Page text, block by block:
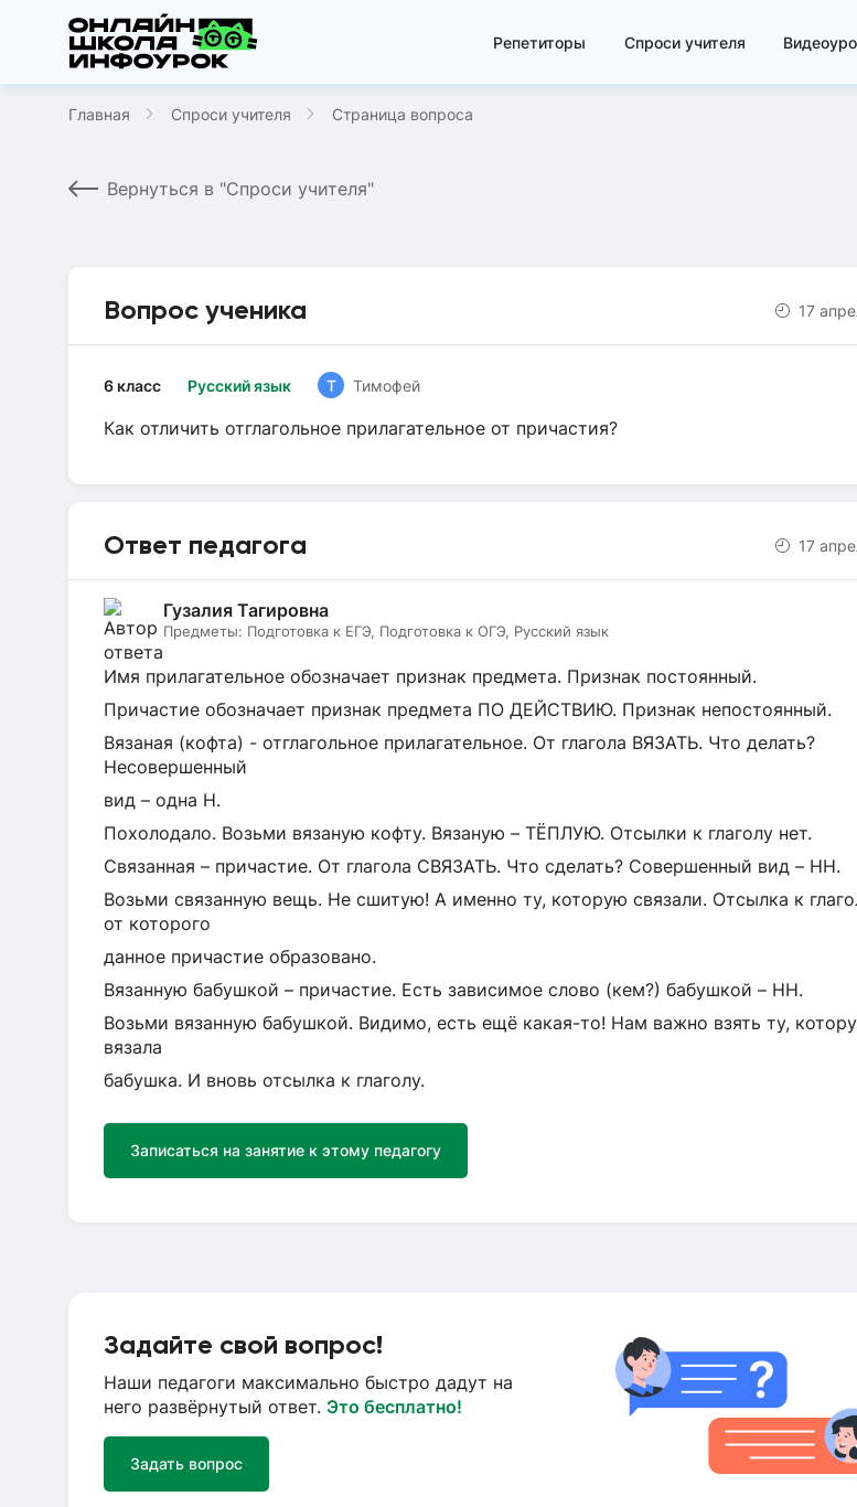
Репетиторы Спроси учителя
Главная Спроси учителя Страница вопроса
Вернуться в "Спроси учителя"
Вопрос ученика 17
Русский язык
6 класс Т Тимофей
Как отличить отглагольное прилагательное от причастия?
Ответ педагога 17
Гузалия Тагировна
Предметы: Подготовка к ЕГЭ, Подготовка к ОГЭ, Русский язык
Имя прилагательное обозначает признак предмета. Признак постоянный.
Причастие обозначает признак предмета ПО ДЕЙСТВИЮ. Признак непостоянный.
Вязаная (кофта) - отглагольное прилагательное. От глагола ВЯЗАТЬ. Что делать?
Несовершенный
вид – одна Н.
Похолодало. Возьми вязаную кофту. Вязаную – ТЁПЛУЮ. Отсылки к глаголу нет.
Связанная – причастие. От глагола СВЯЗАТЬ. Что сделать? Совершенный вид – НН.
Возьми связанную вещь. Не сшитую! А именно ту, которую связали. Отсылка к
от которого
данное причастие образовано.
Вязанную бабушкой – причастие. Есть зависимое слово (кем?) бабушкой – НН.
Возьми вязанную бабушкой. Видимо, есть ещё какая-то! Нам важно взять ту,
вязала
бабушка. И вновь отсылка к глаголу.
Записаться на занятие к этому педагогу
Задайте свой вопрос!
Наши педагоги максимально быстро дадут на
него развёрнутый ответ. Это бесплатно!
Задать вопрос